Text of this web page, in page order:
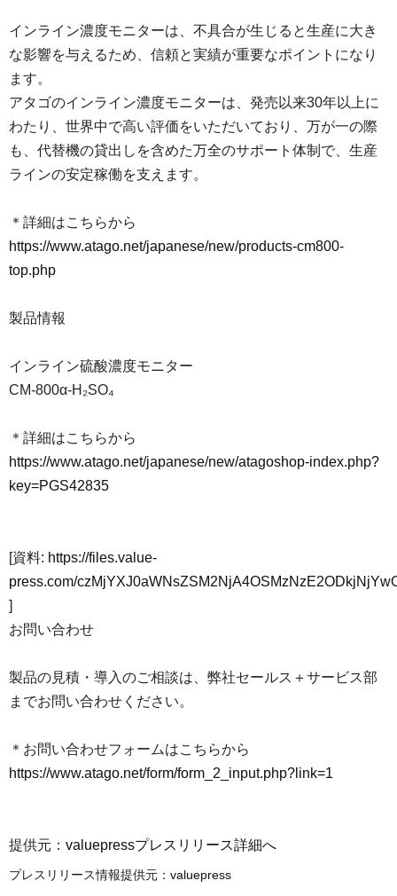
インライン濃度モニターは、不具合が生じると生産に大き
な影響を与えるため、信頼と実績が重要なポイントになり
ます。
アタゴのインライン濃度モニターは、発売以来30年以上に
わたり、世界中で高い評価をいただいており、万が一の際
も、代替機の貸出しを含めた万全のサポート体制で、生産
ラインの安定稼働を支えます。
＊詳細はこちらから
https://www.atago.net/japanese/new/products-cm800-
top.php
製品情報
インライン硫酸濃度モニター
CM-800α-H₂SO₄
＊詳細はこちらから
https://www.atago.net/japanese/new/atagoshop-index.php?
key=PGS42835
[資料: https://files.value-
press.com/
]
お問い合わせ
製品の見積・導入のご相談は、弊社セールス＋サービス部
までお問い合わせください。
＊お問い合わせフォームはこちらから
https://www.atago.net/form/form_2_input.php?link=1
提供元： valuepressプレスリリース詳細へ
プレスリリース情報提供元： valuepress